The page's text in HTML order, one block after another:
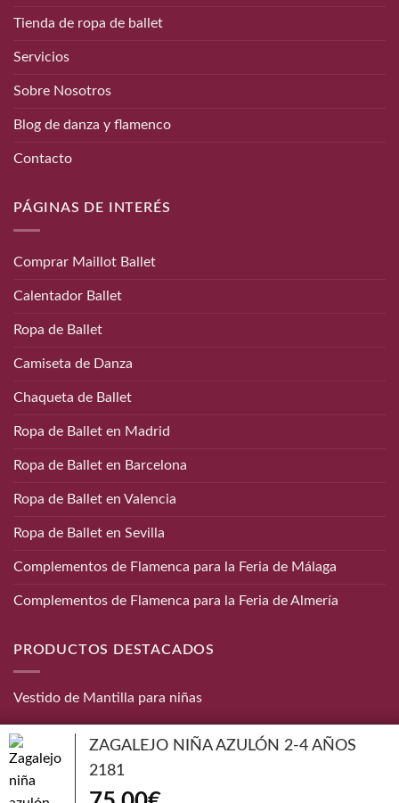
Tienda de ropa de ballet
Servicios
Sobre Nosotros
Blog de danza y flamenco
Contacto
PÁGINAS DE INTERÉS
Comprar Maillot Ballet
Calentador Ballet
Ropa de Ballet
Camiseta de Danza
Chaqueta de Ballet
Ropa de Ballet en Madrid
Ropa de Ballet en Barcelona
Ropa de Ballet en Valencia
Ropa de Ballet en Sevilla
Complementos de Flamenca para la Feria de Málaga
Complementos de Flamenca para la Feria de Almería
PRODUCTOS DESTACADOS
Vestido de Mantilla para niñas
CONTACTO
656 872 190
ZAGALEJO NIÑA AZULÓN 2-4 AÑOS
2181